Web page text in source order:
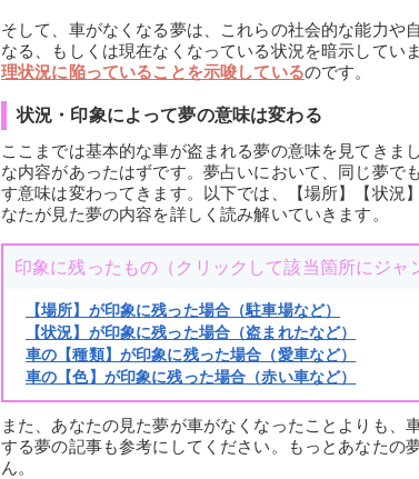
そして、車がなくなる夢は、これらの社会的な能力や
なる、もしくは現在なくなっている状況を暗示してい
理状況に陥っていることを示唆しているのです。
状況・印象によって夢の意味は変わる
ここまでは基本的な車が盗まれる夢の意味を見てきま
な内容があったはずです。夢占いにおいて、同じ夢で
す意味は変わってきます。以下では、【場所】【状況
なたが見た夢の内容を詳しく読み解いていきます。
印象に残ったもの（クリックして該当箇所にジャ
【場所】が印象に残った場合（駐車場など）
【状況】が印象に残った場合（盗まれたなど）
車の【種類】が印象に残った場合（愛車など）
車の【色】が印象に残った場合（赤い車など）
また、あなたの見た夢が車がなくなったことよりも、
する夢の記事も参考にしてください。もっとあなたの
ん。